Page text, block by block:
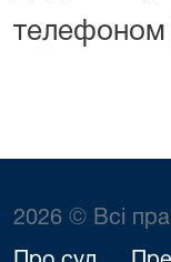
телефоном
2026 © Всі